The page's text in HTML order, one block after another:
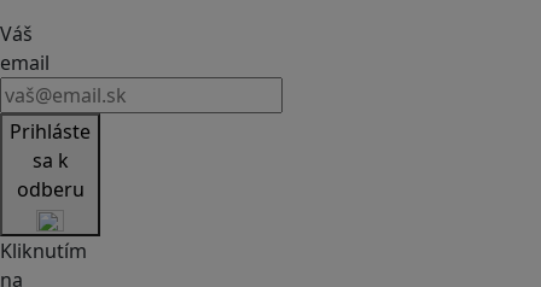
Váš
email
Prihláste
sa k
odberu
Kliknutím
na